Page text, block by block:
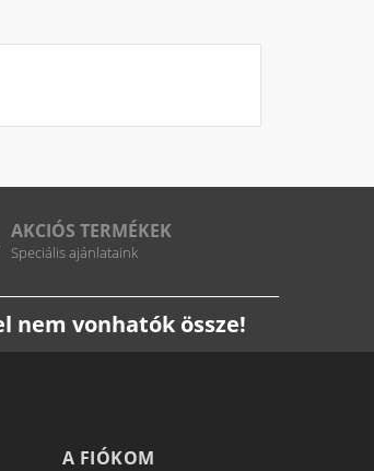
AKCIÓS TERMÉKEK
Speciális ajánlataink
nem vonhatók össze!
A FIÓKOM